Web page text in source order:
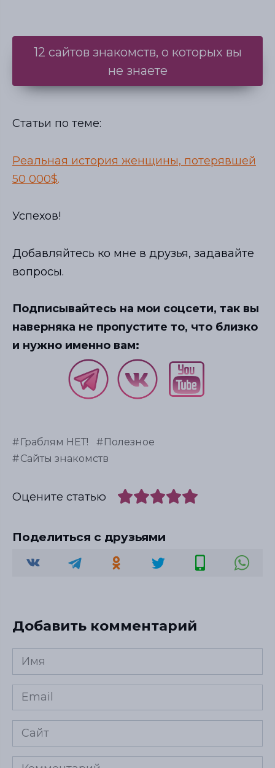
12 сайтов знакомств, о которых вы
не знаете
Статьи по теме:
Реальная история женщины, потерявшей
50 000$.
Успехов!
Добавляйтесь ко мне в друзья, задавайте
вопросы.
Подписывайтесь на мои соцсети, так вы
наверняка не пропустите то, что близко
и нужно именно вам:
Граблям НЕТ!
Полезное
Сайты знакомств
Оцените статью
Поделиться с друзьями
Добавить комментарий